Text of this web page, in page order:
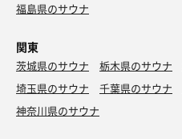
福島県のサウナ
関東
茨城県のサウナ 栃木県のサウナ
埼玉県のサウナ
千葉県のサウナ
神奈川県のサウナ